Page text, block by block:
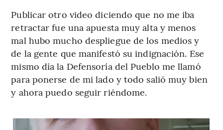
Publicar otro video diciendo que no me iba
retractar fue una apuesta muy alta y menos
mal hubo mucho despliegue de los medios y
de la gente que manifestó su indignación. Ese
mismo día la Defensoría del Pueblo me llamó
para ponerse de mi lado y todo salió muy bien
y ahora puedo seguir riéndome.